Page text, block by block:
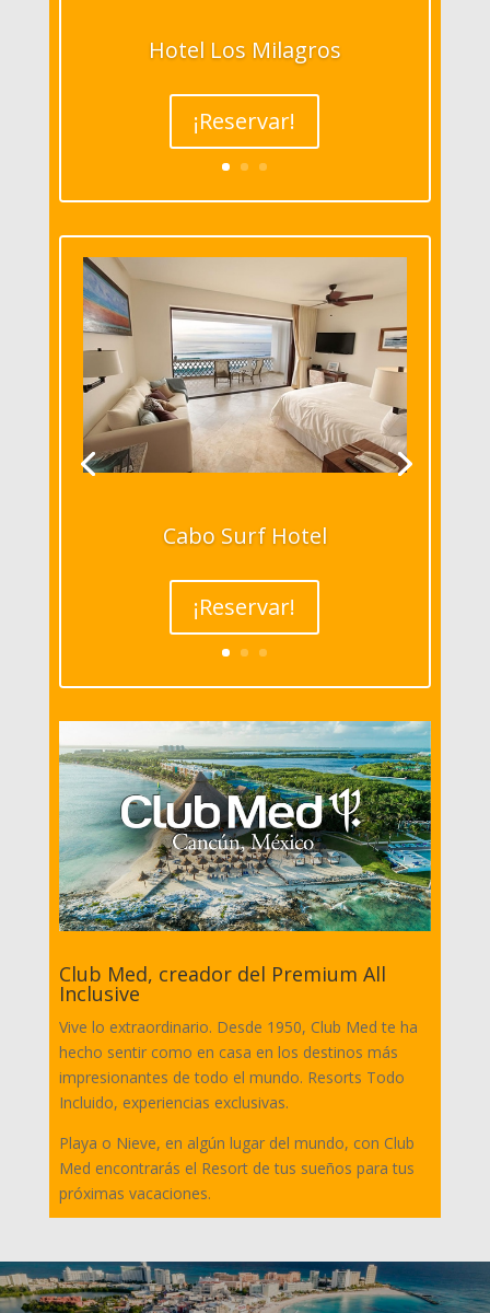
Hotel Los Milagros
¡Reservar!
Cabo Surf Hotel
¡Reservar!
Club Med, creador del Premium All
Inclusive
Vive lo extraordinario. Desde 1950, Club Med te ha
hecho sentir como en casa en los destinos más
impresionantes de todo el mundo. Resorts Todo
Incluido, experiencias exclusivas.
Playa o Nieve, en algún lugar del mundo, con Club
Med encontrarás el Resort de tus sueños para tus
próximas vacaciones.